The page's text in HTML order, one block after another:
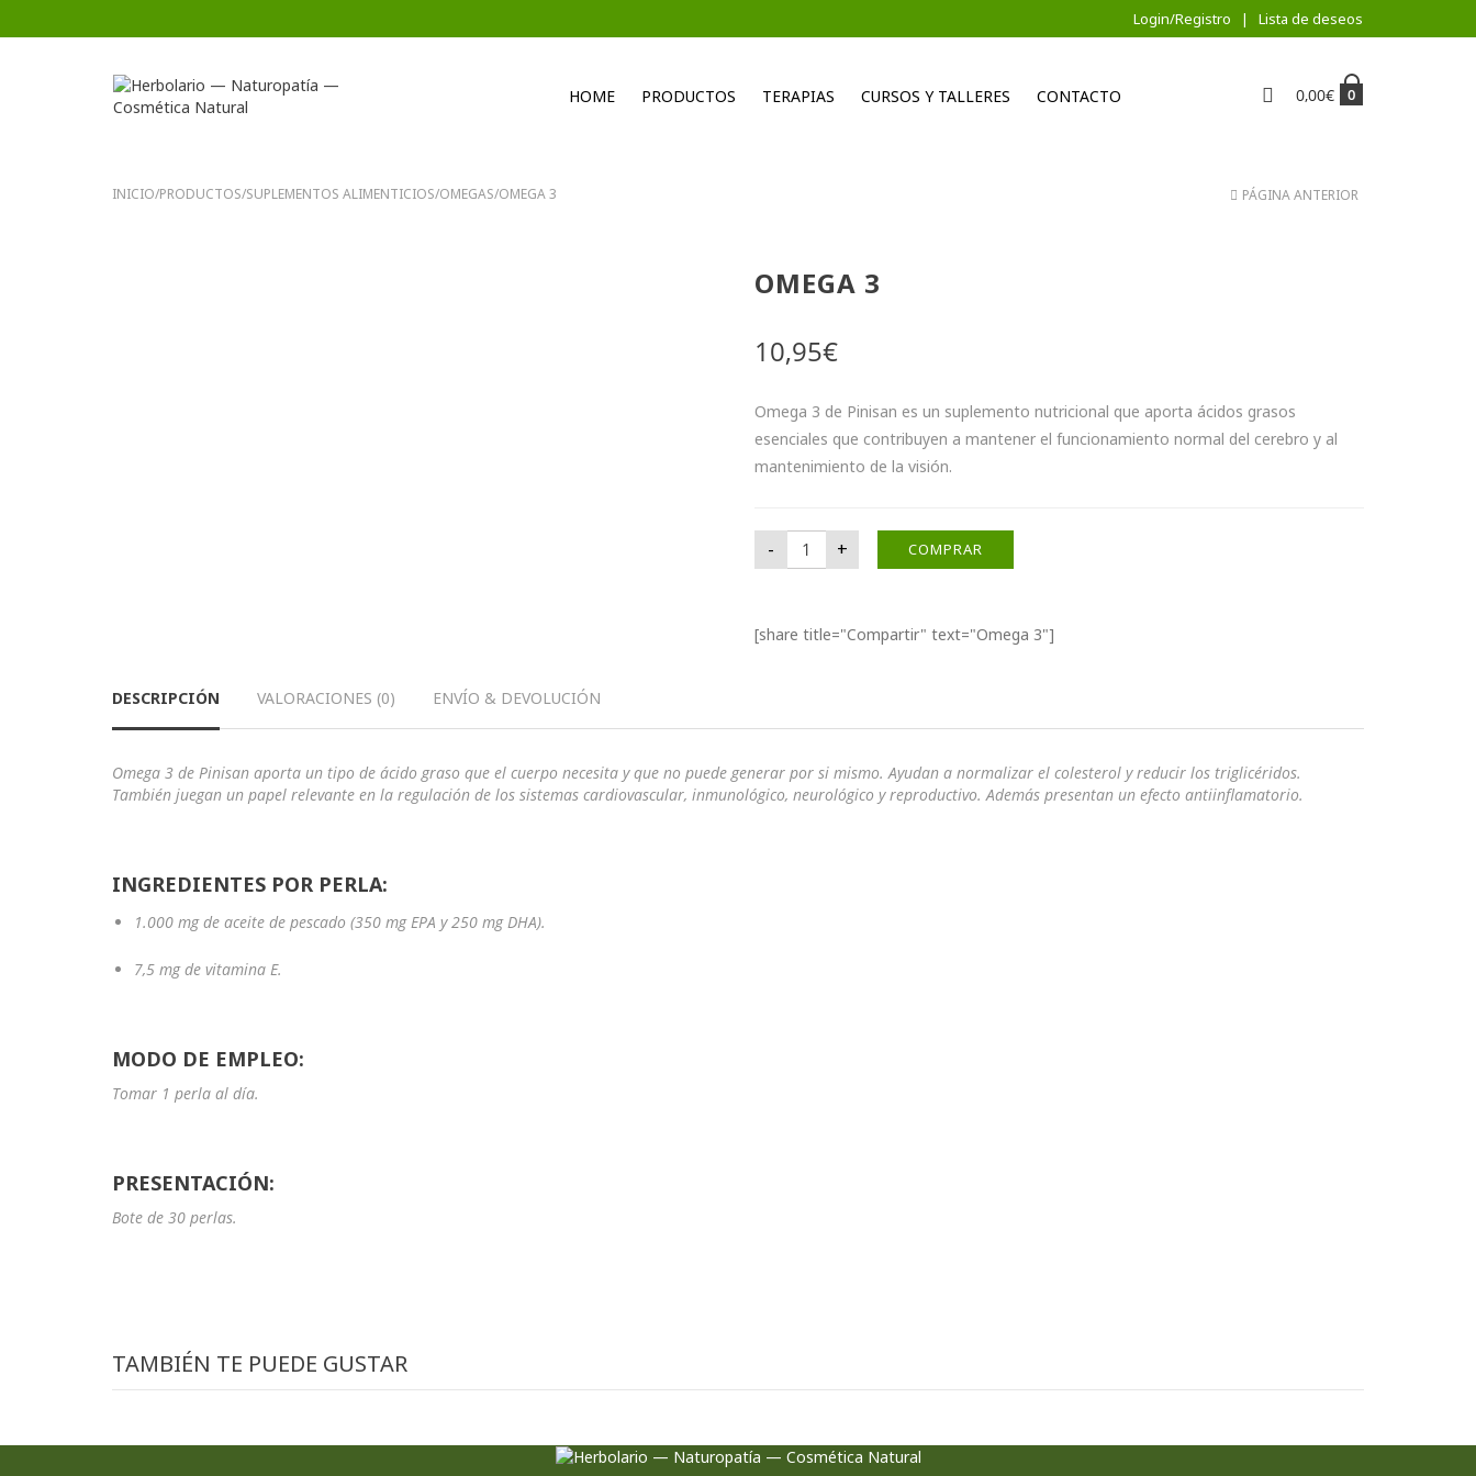
Login/Registro Lista de deseos
HOME PRODUCTOS TERAPIAS CURSOS Y TALLERES CONTACTO 0
0,00€
INICIO/PRODUCTOS/SUPLEMENTOS ALIMENTICIOS/OMEGAS/OMEGA 3 PÁGINA ANTERIOR
OMEGA 3
10,95€
Omega 3 de Pinisan es un suplemento nutricional que aporta ácidos grasos
esenciales que contribuyen a mantener el funcionamiento normal del cerebro y al
mantenimiento de la visión.
-
Omega 3 cantidad
+ COMPRAR
[share title="Compartir" text="Omega 3"]
DESCRIPCIÓN VALORACIONES (0) ENVÍO & DEVOLUCIÓN
Omega 3 de Pinisan aporta un tipo de ácido graso que el cuerpo necesita y que no puede generar por si mismo. Ayudan a normalizar el colesterol y reducir los triglicéridos.
También juegan un papel relevante en la regulación de los sistemas cardiovascular, inmunológico, neurológico y reproductivo. Además presentan un efecto antiinflamatorio.
INGREDIENTES POR PERLA:
1.000 mg de aceite de pescado (350 mg EPA y 250 mg DHA).
7,5 mg de vitamina E.
MODO DE EMPLEO:
Tomar 1 perla al día.
PRESENTACIÓN:
Bote de 30 perlas.
TAMBIÉN TE PUEDE GUSTAR